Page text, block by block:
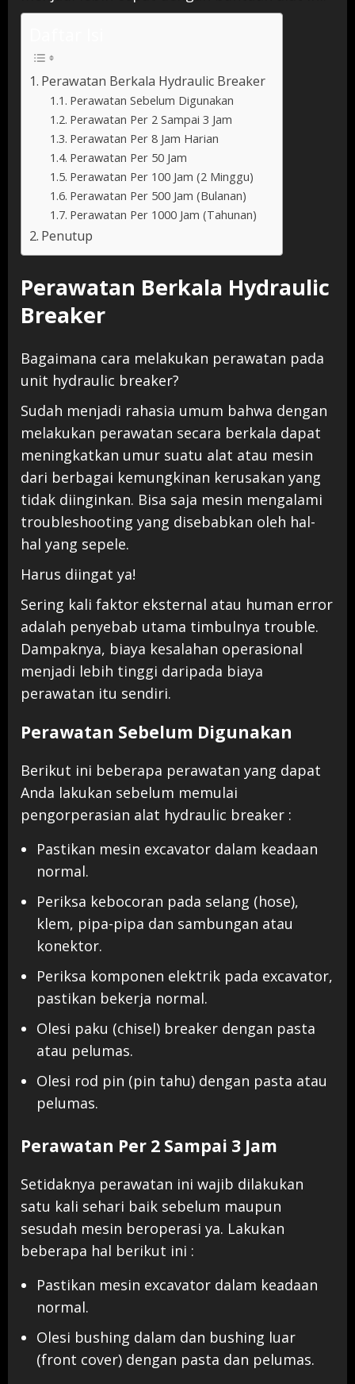
Perawatan Berkala Hydraulic Breaker
Perawatan Sebelum Digunakan
Perawatan Per 2 Sampai 3 Jam
Perawatan Per 8 Jam Harian
Perawatan Per 50 Jam
Perawatan Per 100 Jam (2 Minggu)
Perawatan Per 500 Jam (Bulanan)
Perawatan Per 1000 Jam (Tahunan)
Penutup
Perawatan Berkala Hydraulic
Breaker
Bagaimana cara melakukan perawatan pada
unit hydraulic breaker?
Sudah menjadi rahasia umum bahwa dengan
melakukan perawatan secara berkala dapat
meningkatkan umur suatu alat atau mesin
dari berbagai kemungkinan kerusakan yang
tidak diinginkan. Bisa saja mesin mengalami
troubleshooting yang disebabkan oleh hal-
hal yang sepele.
Harus diingat ya!
Sering kali faktor eksternal atau human error
adalah penyebab utama timbulnya trouble.
Dampaknya, biaya kesalahan operasional
menjadi lebih tinggi daripada biaya
perawatan itu sendiri.
Perawatan Sebelum Digunakan
Berikut ini beberapa perawatan yang dapat
Anda lakukan sebelum memulai
pengorperasian alat hydraulic breaker :
Pastikan mesin excavator dalam keadaan
normal.
Periksa kebocoran pada selang (hose),
klem, pipa-pipa dan sambungan atau
konektor.
Periksa komponen elektrik pada excavator,
pastikan bekerja normal.
Olesi paku (chisel) breaker dengan pasta
atau pelumas.
Olesi rod pin (pin tahu) dengan pasta atau
pelumas.
Perawatan Per 2 Sampai 3 Jam
Setidaknya perawatan ini wajib dilakukan
satu kali sehari baik sebelum maupun
sesudah mesin beroperasi ya. Lakukan
beberapa hal berikut ini :
Pastikan mesin excavator dalam keadaan
normal.
Olesi bushing dalam dan bushing luar
(front cover) dengan pasta dan pelumas.